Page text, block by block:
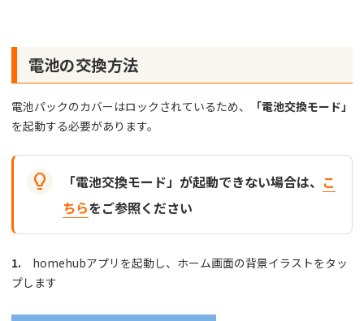
電池の交換方法
電池パックのカバーはロックされているため、
「電池交換モード」
を起動する必要があります。
 「電池交換モード」が起動できない場合は、 こ
ちらをご参照ください
1. homehubアプリを起動し、ホーム画面の背景イラストをタッ
プします